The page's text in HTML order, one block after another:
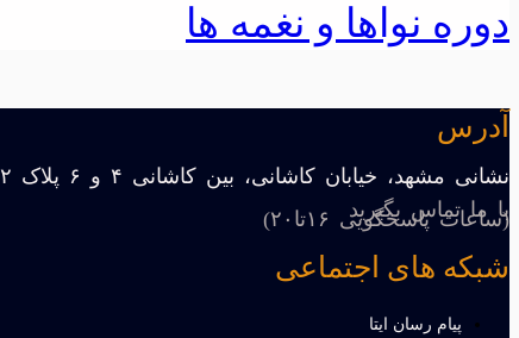
دوره نواها و نغمه ها
آدرس
نشانی مشهد، خیابان کاشانی، بین کاشانی ۴ و ۶ پلاک ۱۰۲
با ما تماس بگیرید
(ساعات پاسخگویی ۱۶تا۲۰)
شبکه های اجتماعی
پیام رسان ایتا